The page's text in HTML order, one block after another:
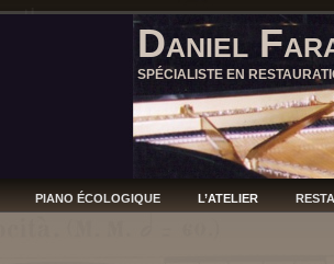
Daniel
SPÉCIALISTE EN
PIANO ÉCOLOGIQUE L’ATELIER